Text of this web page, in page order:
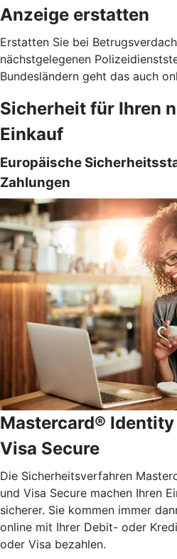
Anzeige erstatten
Erstatten Sie bei
nächstgelegenen
Bundesländern geht das auch
Sicherheit für Ihren
Einkauf
Europäische
Zahlungen
Mastercard®
Visa Secure
Die Sicherheitsverfahren
und Visa Secure machen Ihren
sicherer. Sie kommen immer
online mit Ihrer Debit- oder
oder Visa bezahlen.